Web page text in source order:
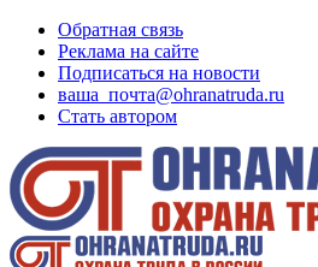
Обратная связь
Реклама на сайте
Подписаться на новости
ваша_почта@ohranatruda.ru
Стать автором